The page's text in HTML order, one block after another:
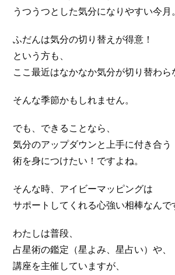
うつうつとした気分になりやすい今月。
ふだんは気分の切り替えが得意！
という方も、
ここ最近はなかなか気分が切り替わ
そんな季節かもしれません。
でも、できることなら、
気分のアップダウンと上手に付き合う
術を身につけたい！ですよね。
そんな時、アイビーマッピングは
サポートしてくれる心強い相棒なんで
わたしは普段、
占星術の鑑定（星よみ、星占い）や、
講座を主催していますが、